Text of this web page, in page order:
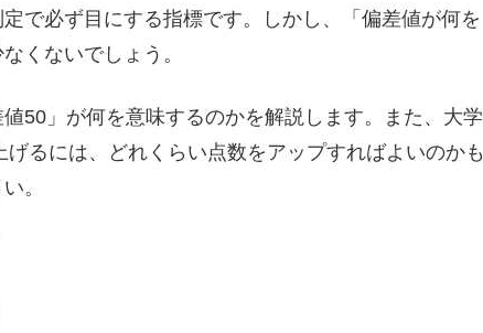
で必ず目にする指標です。しかし、「偏差値が何を
くないでしょう。
50」が何を意味するのかを解説します。また、大学
るには、どれくらい点数をアップすればよいのかも
。